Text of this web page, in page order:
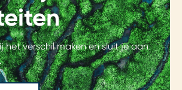
het verschil maken en sluit je aan